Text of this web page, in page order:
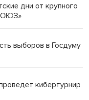
дни от крупного
выборов в Госдуму
кибертурнир